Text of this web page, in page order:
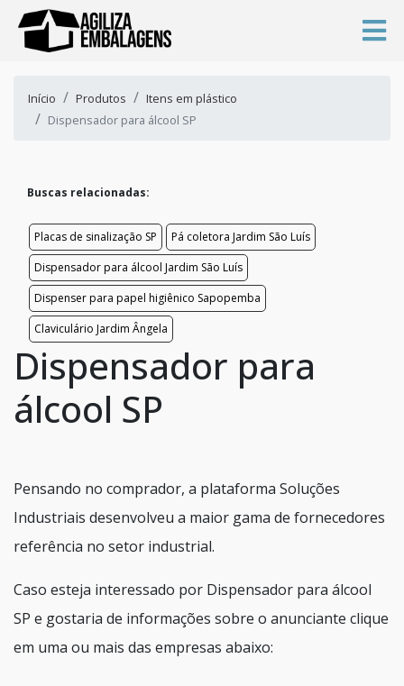
Início Produtos
Itens em plástico
Dispensador para álcool SP
Buscas relacionadas:
Placas de sinalização SP
Pá coletora Jardim São Luís
Dispensador para álcool Jardim São Luís
Dispenser para papel higiênico Sapopemba
Claviculário Jardim Ângela
Dispensador para
álcool SP
Pensando no comprador, a plataforma Soluções
Industriais desenvolveu a maior gama de fornecedores
referência no setor industrial.
Caso esteja interessado por Dispensador para álcool
SP e gostaria de informações sobre o anunciante clique
em uma ou mais das empresas abaixo: